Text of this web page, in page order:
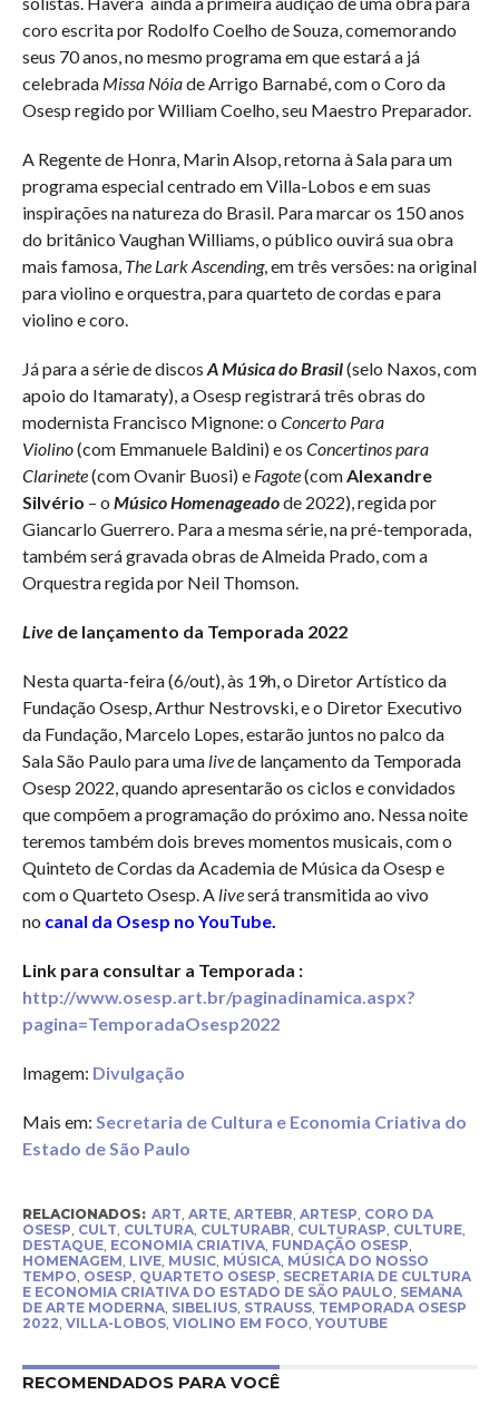
coro escrita por Rodolfo Coelho de Souza, comemorando
seus 70 anos, no mesmo programa em que estará a já
celebrada Missa Nóiade Arrigo Barnabé, com o Coro da
Osesp regido por William Coelho, seu Maestro Preparador.
A Regente de Honra, Marin Alsop, retorna à Sala para um
programa especial centrado em Villa-Lobos e em suas
inspirações na natureza do Brasil. Para marcar os 150 anos
do britânico Vaughan Williams, o público ouvirá sua obra
mais famosa, The Lark Ascending, em três versões: na original
para violino e orquestra, para quarteto de cordas e para
violino e coro.
Já para a série de discos A Música do Brasil(selo Naxos, com
apoio do Itamaraty), a Osesp registrará três obras do
modernista Francisco Mignone: o Concerto Para
Violino(com Emmanuele Baldini) e os Concertinos para
Clarinete(com Ovanir Buosi) e Fagote(com Alexandre
Silvério – o Músico Homenageadode 2022), regida por
Giancarlo Guerrero. Para a mesma série, na pré-temporada,
também será gravada obras de Almeida Prado, com a
Orquestra regida por Neil Thomson.
Live de lançamento da Temporada 2022
Nesta quarta-feira (6/out), às 19h, o Diretor Artístico da
Fundação Osesp, Arthur Nestrovski, e o Diretor Executivo
da Fundação, Marcelo Lopes, estarão juntos no palco da
Sala São Paulo para uma livede lançamento da Temporada
Osesp 2022, quando apresentarão os ciclos e convidados
que compõem a programação do próximo ano. Nessa noite
teremos também dois breves momentos musicais, com o
Quinteto de Cordas da Academia de Música da Osesp e
com o Quarteto Osesp. A liveserá transmitida ao vivo
no canal da Osesp no YouTube.
Link para consultar a Temporada :
http://www.osesp.art.br/paginadinamica.aspx?
pagina=TemporadaOsesp2022
Imagem: Divulgação
Mais em: Secretaria de Cultura e Economia Criativa do
Estado de São Paulo
RELACIONADOS: ART ARTE, ARTEBR ARTESP CORO DA
OSESP CULT CULTURA, CULTURABR CULTURASP CULTURE,
DESTAQUE, ECONOMIA CRIATIVA, FUNDAÇÃO OSESP
HOMENAGEM LIVE, MUSIC, MÚSICA, MÚSICA DO NOSSO
TEMPO OSESP QUARTETO OSESP SECRETARIA DE CULTURA
E ECONOMIA CRIATIVA DO ESTADO DE SÃO PAULO SEMANA
DE ARTE MODERNA, SIBELIUS, STRAUSS, TEMPORADA OSESP
2022 VILLA-LOBOS, VIOLINO EM FOCO YOUTUBE
RECOMENDADOS PARA VOCÊ